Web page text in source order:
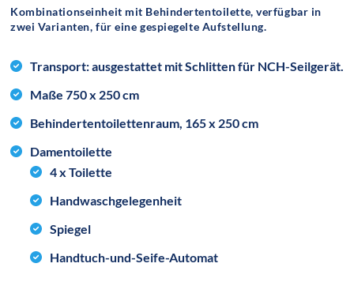
Kombinationseinheit mit Behindertentoilette, verfügbar in
zwei Varianten, für eine gespiegelte Aufstellung.
Transport: ausgestattet mit Schlitten für NCH-Seilgerät.
Maße 750 x 250 cm
Behindertentoilettenraum, 165 x 250 cm
Damentoilette
4 x Toilette
Handwaschgelegenheit
Spiegel
Handtuch-und-Seife-Automat